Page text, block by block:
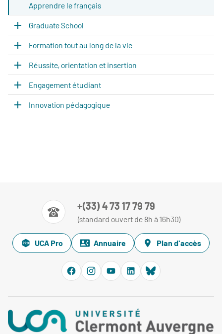
Apprendre le français
Graduate School
Formation tout au long de la vie
Réussite, orientation et insertion
Engagement étudiant
Innovation pédagogique
+(33) 4 73 17 79 79
(standard ouvert de 8h à 16h30)
UCA Pro Annuaire Plan d'accès